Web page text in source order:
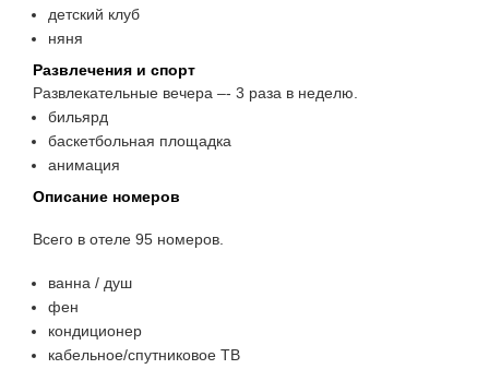
детский клуб
няня
Развлечения и спорт
Развлекательные вечера –- 3 раза в неделю.
бильярд
баскетбольная площадка
анимация
Описание номеров
Всего в отеле 95 номеров.
ванна / душ
фен
кондиционер
кабельное/спутниковое ТВ